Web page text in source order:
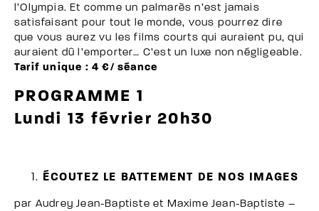
l’Olympia. Et comme un palmarès n’est jamais
satisfaisant pour tout le monde, vous pourrez dire
que vous aurez vu les films courts qui auraient pu, qui
auraient dû l’emporter… C’est un luxe non négligeable.
Tarif unique : 4 €/ séance
PROGRAMME 1
Lundi 13 février 20h30
ÉCOUTEZ LE BATTEMENT DE NOS IMAGES
par Audrey Jean-Baptiste et Maxime Jean-Baptiste –